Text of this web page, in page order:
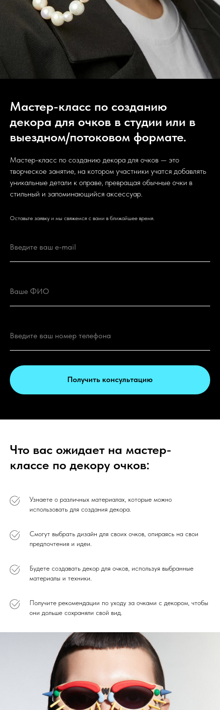
Мастер-класс по созданию
декора для очков в студии или в
выездном/потоковом формате.
Мастер-класс по созданию декора для очков — это
творческое занятие, на котором участники учатся добавлять
уникальные детали к оправе, превращая обычные очки в
стильный и запоминающийся аксессуар.
Оставьте заявку и мы свяжемся с вами в ближайшее время.
Получить консультацию
Что вас ожидает на мастер-
классе по декору очков:
Узнаете о различных материалах, которые можно
использовать для создания декора.
Смогут выбрать дизайн для своих очков, опираясь на свои
предпочтения и идеи.
Будете создавать декор для очков, используя выбранные
материалы и техники.
Получите рекомендации по уходу за очками с декором, чтобы
они дольше сохраняли свой вид.